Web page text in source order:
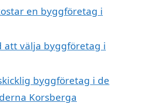
en byggföretag i
att välja byggföretag i
byggföretag i de
Korsberga